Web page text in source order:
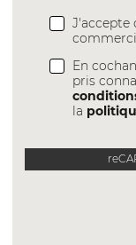
J'accepte
En
pris
la